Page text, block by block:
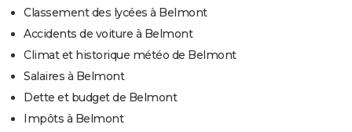
Classement des lycées à Belmont
Accidents de voiture à Belmont
Climat et historique météo de Belmont
Salaires à Belmont
Dette et budget de Belmont
Impôts à Belmont